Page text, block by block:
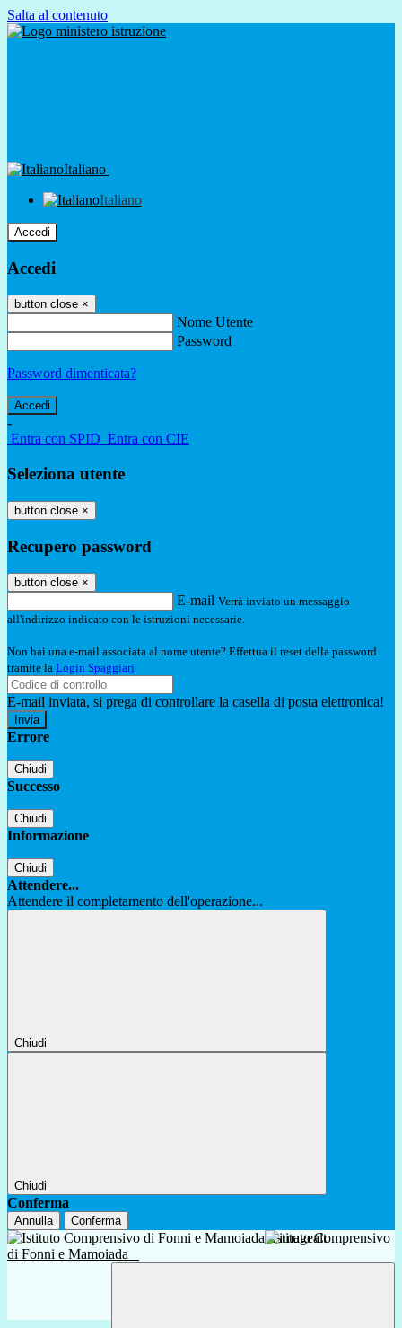
Salta al contenuto
Italiano
Italiano
Accedi
Accedi
button close ×
Nome Utente
Password
Password dimenticata?
-
Entra con SPID Entra con CIE
Seleziona utente
button close ×
Recupero password
button close ×
E-mail Verrà inviato un messaggio
all'indirizzo indicato con le istruzioni necessarie.
Non hai una e-mail associata al nome utente? Effettua il reset della password
tramite la Login Spaggiari
E-mail inviata, si prega di controllare la casella di posta elettronica!
Errore
Chiudi
Successo
Chiudi
Informazione
Chiudi
Attendere...
Attendere il completamento dell'operazione...
Chiudi
Chiudi
Conferma
Annulla Conferma
Istituto Comprensivo
di Fonni e Mamoiada